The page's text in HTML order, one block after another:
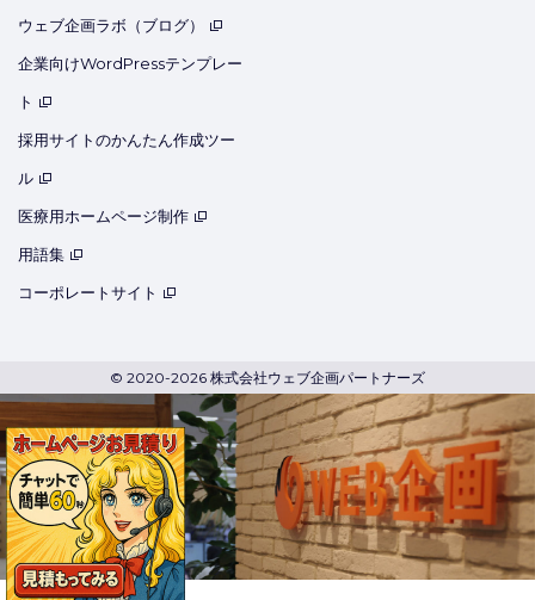
ウェブ企画ラボ（ブログ）
企業向けWordPressテンプレー
ト
採用サイトのかんたん作成ツー
ル
医療用ホームページ制作
用語集
コーポレートサイト
© 2020-2026 株式会社ウェブ企画パートナーズ